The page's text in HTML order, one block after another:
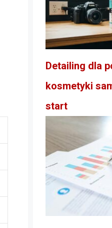
Detailing dla
kosmetyki
start